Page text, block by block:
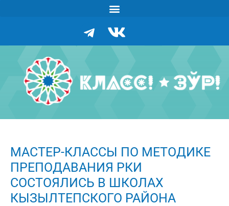
МАСТЕР-КЛАССЫ ПО МЕТОДИКЕ
ПРЕПОДАВАНИЯ РКИ
СОСТОЯЛИСЬ В ШКОЛАХ
КЫЗЫЛТЕПСКОГО РАЙОНА